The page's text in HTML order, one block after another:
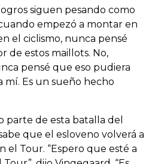
siguen pesando como
empezó a montar en
el ciclismo, nunca pensé
de estos maillots. No,
pensé que eso pudiera
mí. Es un sueño hecho
parte de esta batalla del
que el esloveno volverá a
el Tour. “Espero que esté a